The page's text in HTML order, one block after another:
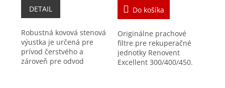
DETAIL
Robustná kovová stenová
výustka je určená pre
prívod čerstvého a
zároveň pre odvod
Do košíka
Originálne prachové
filtre pre rekuperačné
jednotky Renovent
Excellent 300/400/450.